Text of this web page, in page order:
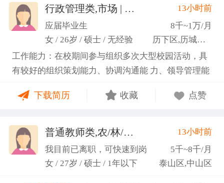
行政管理类,市场 | 媒介 | 广告 | 设计,人事/行政/后勤
13小时前
应届毕业生
8千~1万/月
女 / 26岁 / 硕士 / 无经验
历下区,历城区,市中区
工作能力：在校期间参与组织多次大型校园活动，具
有较好的组织策划能力、协调沟通能 力、领导管理能
务； 学习能力：有清晰的自我定位，能够很好地吸纳
做事认真细心，具有较强的执行力、高度敬业精神、
良好的职业操 守和团队协作精神。
下载简历 收藏 点赞
普通教师类,农/林/牧/渔业 (张卓璐)13小时前
我目前已离职，可快速到岗
5千~8千/月
女 / 27岁 / 硕士 / 1年以下
泰山区,中山区